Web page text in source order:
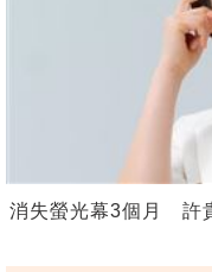
消失螢光幕3個月 許